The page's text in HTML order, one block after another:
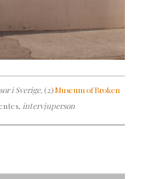
i Sverige, (2)Museum of Broken
, intervjuperson